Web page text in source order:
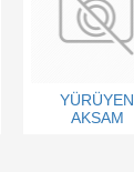
YÜRÜYEN
AKSAM